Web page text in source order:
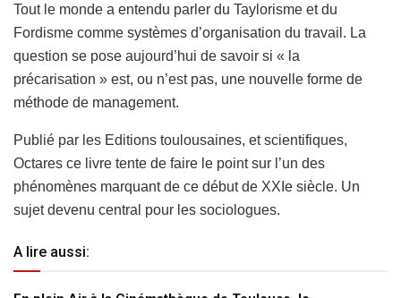
Tout le monde a entendu parler du Taylorisme et du
Fordisme comme systèmes d’organisation du travail. La
question se pose aujourd’hui de savoir si « la
précarisation » est, ou n’est pas, une nouvelle forme de
méthode de management.
Publié par les Editions toulousaines, et scientifiques,
Octares ce livre tente de faire le point sur l’un des
phénomènes marquant de ce début de XXIe siècle. Un
sujet devenu central pour les sociologues.
A lire aussi: